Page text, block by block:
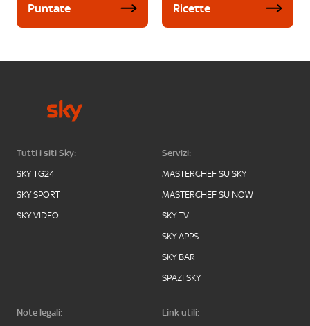
Puntate Ricette
Tutti i siti Sky:
SKY TG24
SKY SPORT
SKY VIDEO
Servizi:
MASTERCHEF SU SKY
MASTERCHEF SU NOW
SKY TV
SKY APPS
SKY BAR
SPAZI SKY
Note legali:
Link utili: